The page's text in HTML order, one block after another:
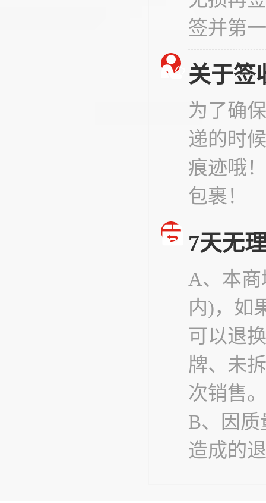
签并第
关于签
为了确
递的时
痕迹哦
包裹！
7天无
A、本
内)，如
可以退
牌、未
次销售。
B、因
造成的